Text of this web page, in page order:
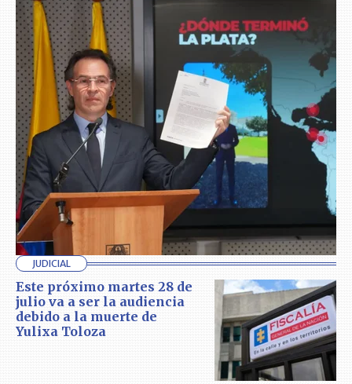
JUDICIAL
Este próximo martes 28 de
julio va a ser la audiencia
debido a la muerte de
Yulixa Toloza